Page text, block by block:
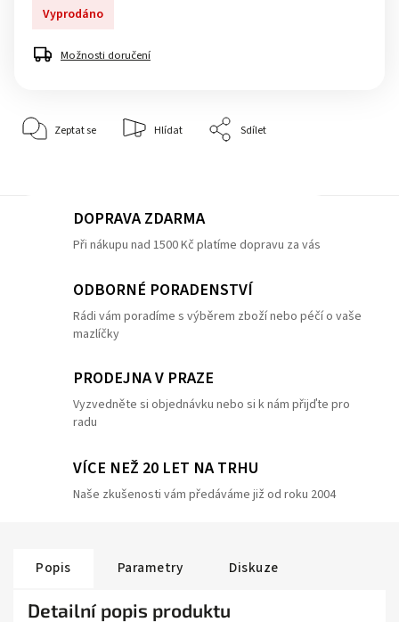
Vyprodáno
Možnosti doručení
Zeptat se Hlídat Sdílet
DOPRAVA ZDARMA
Při nákupu nad 1500 Kč platíme dopravu za vás
ODBORNÉ PORADENSTVÍ
Rádi vám poradíme s výběrem zboží nebo péčí o vaše
mazlíčky
PRODEJNA V PRAZE
Vyzvedněte si objednávku nebo si k nám přijďte pro
radu
VÍCE NEŽ 20 LET NA TRHU
Naše zkušenosti vám předáváme již od roku 2004
Popis Parametry Diskuze
Detailní popis produktu